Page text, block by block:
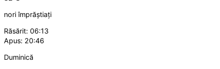
nori împrăștiați
Răsărit: 06:13
Apus: 20:46
Duminică